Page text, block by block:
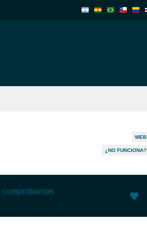
WEB
¿NO FUNCIONA?
comprobamos